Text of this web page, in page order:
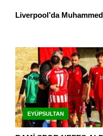
Liverpool’da
EYÜPSULTAN